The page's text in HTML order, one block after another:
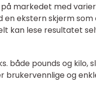
markedet med
ekstern skjerm
kan lese resultatet
både pounds og kilo,
brukervennlige og